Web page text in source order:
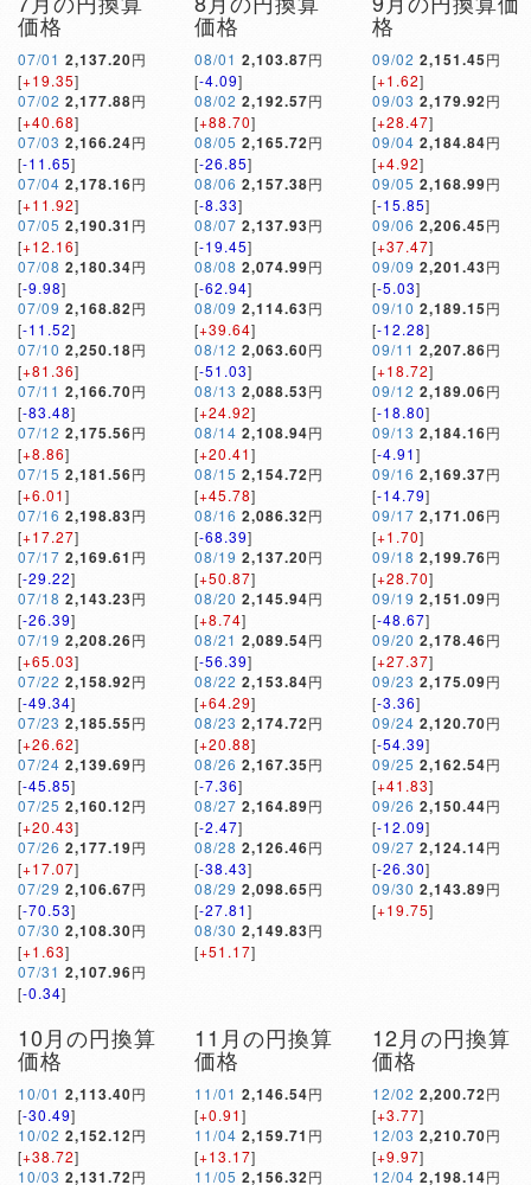
価格
07/01 2,137.20円
[+19.35]
07/02 2,177.88円
[+40.68]
07/03 2,166.24円
[-11.65]
07/04 2,178.16円
[+11.92]
07/05 2,190.31 円
[+12.16]
07/08 2,180.34円
[-9.98]
07/09 2,168.82円
[-11.52]
07/10 2,250.18円
[+81.36]
07/11 2,166.70円
[-83.48]
07/12 2,175.56円
[+8.86]
07/15 2,181.56円
[+6.01]
07/16 2,198.83円
[+17.27]
07/17 2,169.61 円
[-29.22]
07/18 2,143.23円
[-26.39]
07/19 2,208.26円
[+65.03]
07/22 2,158.92円
[-49.34]
07/23 2,185.55円
[+26.62]
07/24 2,139.69円
[-45.85]
07/25 2,160.12円
[+20.43]
07/26 2,177.19円
[+17.07]
07/29 2,106.67円
[-70.53]
07/30 2,108.30円
[+1.63]
07/31 2,107.96円
[-0.34]
価格
08/01 2,103.87円
[-4.09]
08/02 2,192.57円
[+88.70]
08/05 2,165.72円
[-26.85]
08/06 2,157.38円
[-8.33]
08/07 2,137.93円
[-19.45]
08/08 2,074.99円
[-62.94]
08/09 2,114.63円
[+39.64]
08/12 2,063.60円
[-51.03]
08/13 2,088.53円
[+24.92]
08/14 2,108.94円
[+20.41]
08/15 2,154.72円
[+45.78]
08/16 2,086.32円
[-68.39]
08/19 2,137.20円
[+50.87]
08/20 2,145.94円
[+8.74]
08/21 2,089.54円
[-56.39]
08/22 2,153.84円
[+64.29]
08/23 2,174.72円
[+20.88]
08/26 2,167.35円
[-7.36]
08/27 2,164.89円
[-2.47]
08/28 2,126.46円
[-38.43]
08/29 2,098.65円
[-27.81]
08/30 2,149.83円
[+51.17]
格
09/02 2,151.45円
[+1.62]
09/03 2,179.92円
[+28.47]
09/04 2,184.84円
[+4.92]
09/05 2,168.99円
[-15.85]
09/06 2,206.45円
[+37.47]
09/09 2,201.43円
[-5.03]
09/10 2,189.15円
[-12.28]
09/11 2,207.86円
[+18.72]
09/12 2,189.06円
[-18.80]
09/13 2,184.16円
[-4.91]
09/16 2,169.37円
[-14.79]
09/17 2,171.06円
[+1.70]
09/18 2,199.76円
[+28.70]
09/19 2,151.09円
[-48.67]
09/20 2,178.46円
[+27.37]
09/23 2,175.09円
[-3.36]
09/24 2,120.70円
[-54.39]
09/25 2,162.54円
[+41.83]
09/26 2,150.44円
[-12.09]
09/27 2,124.14円
[-26.30]
09/30 2,143.89円
[+19.75]
10月の円換算
価格
10/01 2,113.40円
[-30.49]
10/02 2,152.12円
[+38.72]
10/03 2,131.72円
11月の円換算
価格
11/01 2,146.54円
[+0.91]
11/04 2,159.71 円
[+13.17]
11/05 2,156.32円
12月の円換算
価格
12/02 2,200.72円
[+3.77]
12/03 2,210.70円
[+9.97]
12/04 2,198.14円